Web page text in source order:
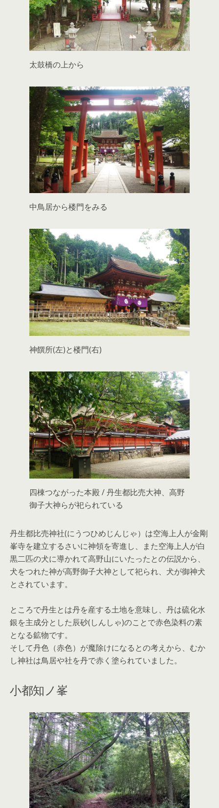
太鼓橋の上から
中鳥居から楼門をみる
神饌所(左)と楼門(右)
四棟つながった本殿 / 丹生都比売大神、高野
御子大神らが祀られている
丹生都比売神社(にうつひめじんじゃ）は空海上人が金剛
峯寺を建立するさいに神領を寄進し、また空海上人が白
黒二匹の犬に導かれて高野山にいたったとの伝説から、
犬をつれた神が高野御子大神として祀られ、犬が御神犬
とされています。
ところで丹生とは丹を産する土地を意味し、丹は硫化水
銀を主成分とした辰砂(しんしゃ)のことで赤色染料の素
となる鉱物です。
そして丹色（赤色）が魔除けになるとの考えから、むか
し神社は鳥居や社を丹で赤く塗られていました。
小都知ノ峯